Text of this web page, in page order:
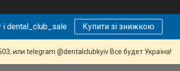
dental_club_sale Купити зі знижкою
или telegram @dentalclubkyiv Все будет Україна!